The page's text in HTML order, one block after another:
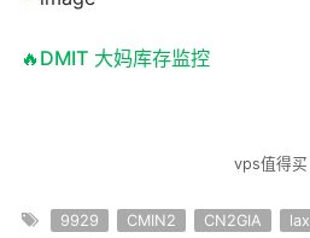
🔥DMIT 大妈库存监控
vps值得买
9929 CMIN2 CN2GIA lax